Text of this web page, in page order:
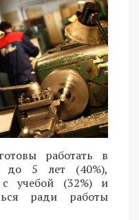
работать в
до 5 лет (40%),
с учебой (32%) и
ради работы